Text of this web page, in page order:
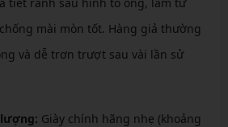
mài mòn tốt. Hàng giả thường
và dễ trơn trượt sau vài lần sử
Giày chính hãng nhẹ (khoảng